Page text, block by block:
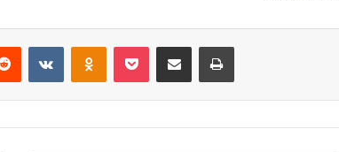
Reddit VKontakteOdnoklassniki
Pocket Partager par email Imprimer